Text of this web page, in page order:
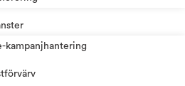
kampanjhantering